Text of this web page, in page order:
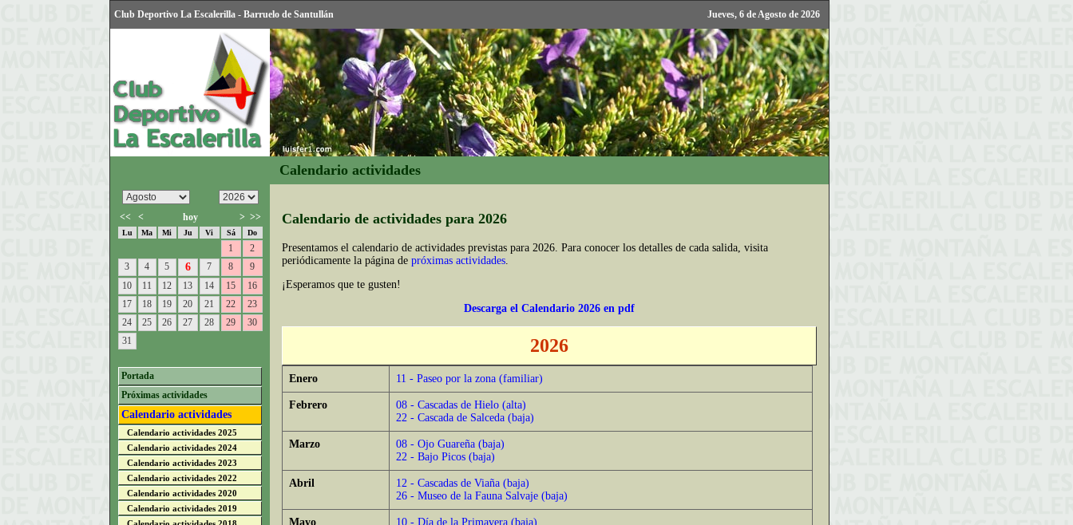
Club Deportivo La Escalerilla - Barruelo de Santullán Jueves, 6 de Agosto de 2026
Calendario actividades
<< < hoy > >>
Lu Ma Mi Ju Vi Sá Do
1
2
3
4 5 6 7 8
9
10
11 12 13 14 15
16
17
18 19 20 21 22
23
24
25 26 27 28 29
30
31
Portada
Próximas actividades
Calendario actividades
Calendario actividades 2025
Calendario actividades 2024
Calendario actividades 2023
Calendario actividades 2022
Calendario actividades 2020
Calendario actividades 2019
Calendario de actividades para 2026
Presentamos el calendario de actividades previstas para 2026. Para conocer los detalles de cada salida, visita
periódicamente la página de próximas actividades.
¡Esperamos que te gusten!
Descarga el Calendario 2026 en pdf
2026
Enero 11 - Paseo por la zona (familiar)
Febrero
08 - Cascadas de Hielo (alta)
22 - Cascada de Salceda (baja)
Marzo
08 - Ojo Guareña (baja)
22 - Bajo Picos (baja)
Abril
12 - Cascadas de Viaña (baja)
26 - Museo de la Fauna Salvaje (baja)
Mayo
10 - Día de la Primavera (baja)